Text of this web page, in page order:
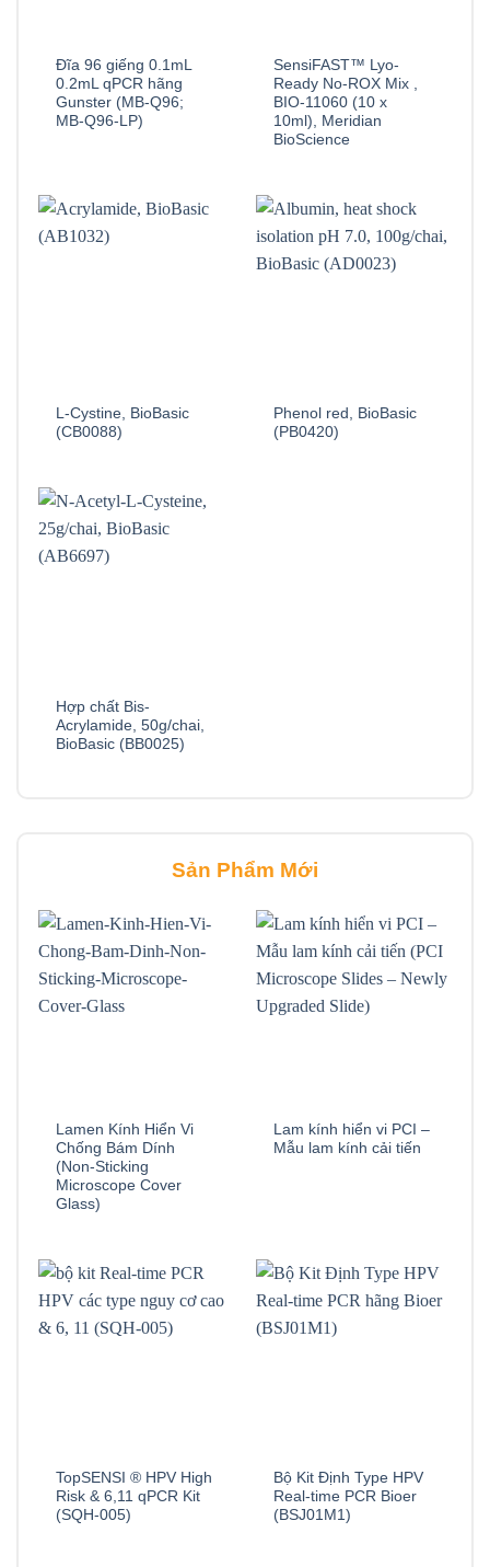
Đĩa 96 giếng 0.1mL
0.2mL qPCR hãng
Gunster (MB-Q96;
MB-Q96-LP)
SensiFAST™ Lyo-
Ready No-ROX Mix ,
BIO-11060 (10 x
10ml), Meridian
BioScience
L-Cystine, BioBasic
(CB0088)
Phenol red, BioBasic
(PB0420)
Hợp chất Bis-
Acrylamide, 50g/chai,
BioBasic (BB0025)
Sản Phẩm Mới
Lamen Kính Hiển Vi
Chống Bám Dính
(Non-Sticking
Microscope Cover
Glass)
Lam kính hiển vi PCI –
Mẫu lam kính cải tiến
TopSENSI ® HPV High
Risk & 6,11 qPCR Kit
(SQH-005)
Bộ Kit Định Type HPV
Real-time PCR Bioer
(BSJ01M1)